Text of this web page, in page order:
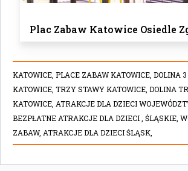
Plac Zabaw Katowice Osiedle
KATOWICE, PLACE ZABAW KATOWICE, DOLINA
KATOWICE, TRZY STAWY KATOWICE, DOLINA
KATOWICE, ATRAKCJE DLA DZIECI
BEZPŁATNE ATRAKCJE DLA DZIECI , ŚLĄSKIE,
ZABAW, ATRAKCJE DLA DZIECI ŚLĄSK,